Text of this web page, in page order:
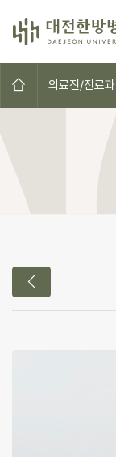
본문 바로가기
홈으로의료진/진료과
손창규 > 의료진